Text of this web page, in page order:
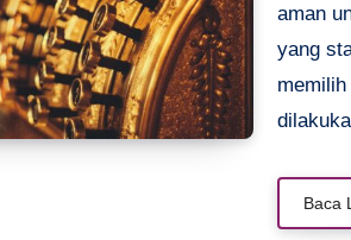
aman
yang
Baca